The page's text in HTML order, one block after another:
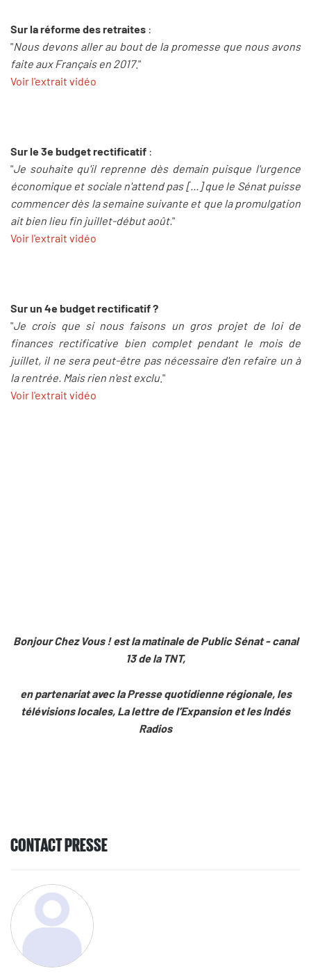
Sur la réforme des retraites :
"Nous devons aller au bout de la promesse que nous avons
faite aux Français en 2017."
Voir l'extrait vidéo
Sur le 3e budget rectificatif :
"Je souhaite qu'il reprenne dès demain puisque l'urgence
économique et sociale n'attend pas [...] que le Sénat puisse
commencer dès la semaine suivante et que la promulgation
ait bien lieu fin juillet-début août."
Voir l'extrait vidéo
Sur un 4e budget rectificatif ?
"Je crois que si nous faisons un gros projet de loi de
finances rectificative bien complet pendant le mois de
juillet, il ne sera peut-être pas nécessaire d'en refaire un à
la rentrée. Mais rien n'est exclu."
Voir l'extrait vidéo
Bonjour Chez Vous ! est la matinale de Public Sénat - canal
13 de la TNT,
en partenariat avec la Presse quotidienne régionale, les
télévisions locales, La lettre de l’Expansion et les Indés
Radios
CONTACT PRESSE